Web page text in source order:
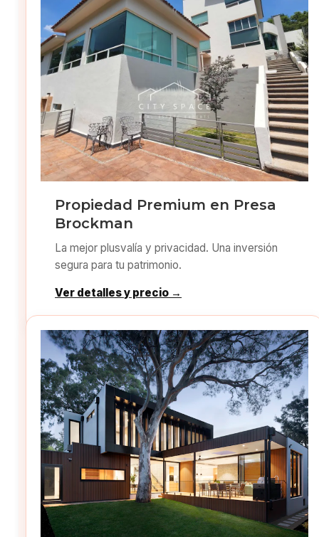
Propiedad Premium en Presa
Brockman
La mejor plusvalía y privacidad. Una inversión
segura para tu patrimonio.
Ver detalles y precio →